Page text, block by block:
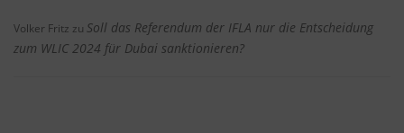
Volker Fritz zu Soll das Referendum der IFLA nur die Entscheidung
zum WLIC 2024 für Dubai sanktionieren?